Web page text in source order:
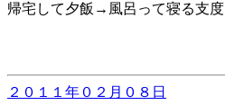
帰宅して夕飯→風呂って寝る支度
２０１１年０２月０８日